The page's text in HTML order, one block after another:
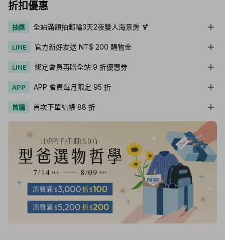
折扣優惠
抽獎 全站滿額抽郵輪3天2夜雙人海景房 🍹
LINE 官方新好友送 NT$ 200 購物金
LINE 綁定會員再贈全站 9 折優惠券
APP APP 會員每月限定 95 折
首購 首次下單結帳 88 折